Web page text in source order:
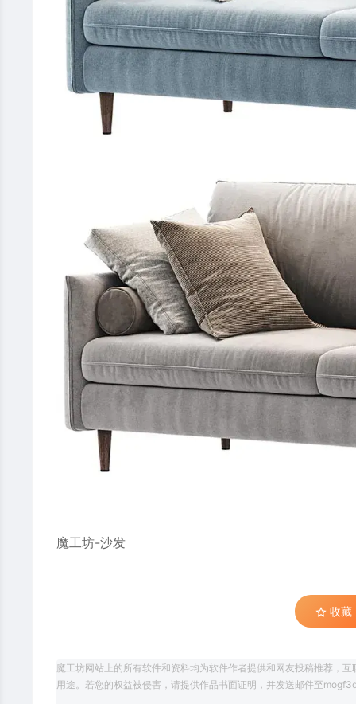
魔工坊-沙发
收藏
魔工坊网站上的所有软件和资料均为软件作者提供和网友投稿推荐，
用途。若您的权益被侵害，请提供作品书面证明，并发送邮件至